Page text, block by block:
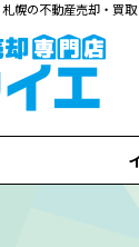
の不動産売却・買